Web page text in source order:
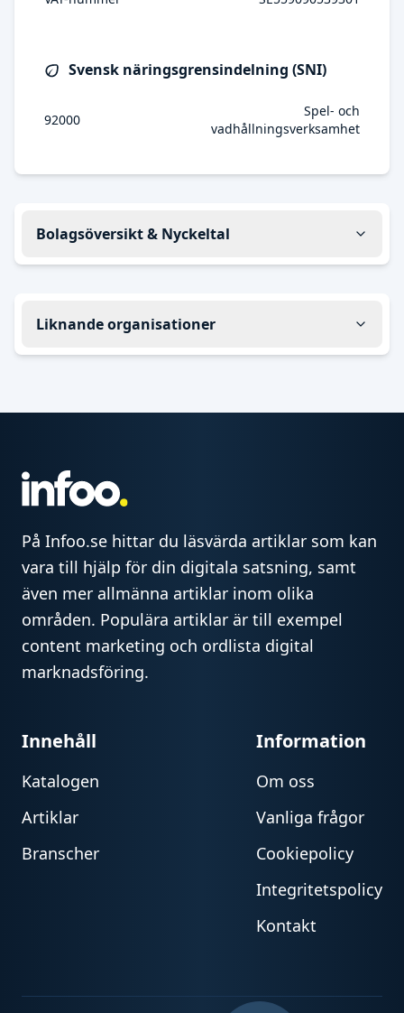
Svensk näringsgrensindelning (SNI)
92000
Spel- och
vadhållningsverksamhet
Bolagsöversikt & Nyckeltal
Liknande organisationer
På Infoo.se hittar du läsvärda artiklar som kan
vara till hjälp för din digitala satsning, samt
även mer allmänna artiklar inom olika
områden. Populära artiklar är till exempel
content marketing och ordlista digital
marknadsföring.
Innehåll
Katalogen
Artiklar
Branscher
Information
Om oss
Vanliga frågor
Cookiepolicy
Integritetspolicy
Kontakt